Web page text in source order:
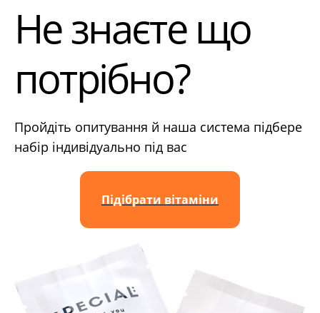
Не знаєте що
потрібно?
Пройдіть опитування й наша система підбере
набір індивідуально під вас
Підібрати вітаміни